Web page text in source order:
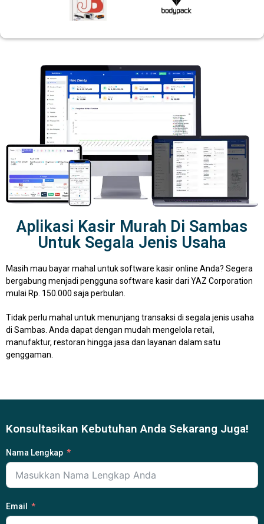
Aplikasi Kasir Murah Di Sambas
Untuk Segala Jenis Usaha
Masih mau bayar mahal untuk software kasir online Anda? Segera
bergabung menjadi pengguna software kasir dari YAZ Corporation
mulai Rp. 150.000 saja perbulan.
Tidak perlu mahal untuk menunjang transaksi di segala jenis usaha
di Sambas. Anda dapat dengan mudah mengelola retail,
manufaktur, restoran hingga jasa dan layanan dalam satu
genggaman.
Konsultasikan Kebutuhan Anda Sekarang Juga!
Nama Lengkap
Email